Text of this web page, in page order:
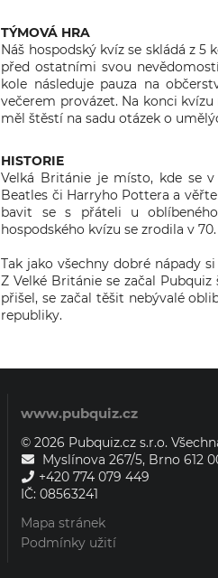
TÝMOVÁ HRA
Náš hospodský kvíz se skládá z 5
před ostatními svou
kole následuje pauza na
večerem provázet. Na konci
měl štěstí na sadu otázek o
HISTORIE
Velká Británie je místo, kde se
Beatles či Harryho Pottera a
bavit se s přáteli u
hospodského kvízu se zrodila v
Tak jako všechny dobré nápady
Z Velké Británie se začal
přišel, se začal těšit nebývalé
republiky.
www.pubquiz.cz
© 2026 Pubquiz.cz s.r.o.
Myslínova 267/5, Brno 612
+420 774 079 449
IČ: 08563241
Mapa stránek
Podmínky užití